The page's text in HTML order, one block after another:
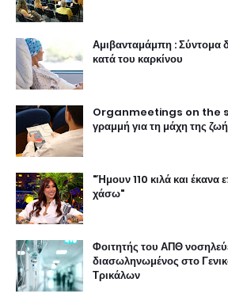
Αμιβανταμάμπη : Σύντομα
κατά του καρκίνου
Organmeetings on the
γραμμή για τη μάχη της
"Ήμουν 110 κιλά και έκανα
χάσω"
Φοιτητής του ΑΠΘ
διασωληνωμένος στο
Τρικάλων